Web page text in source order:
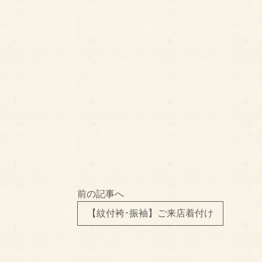
前の記事へ
【紋付袴･振袖】ご来店着付け